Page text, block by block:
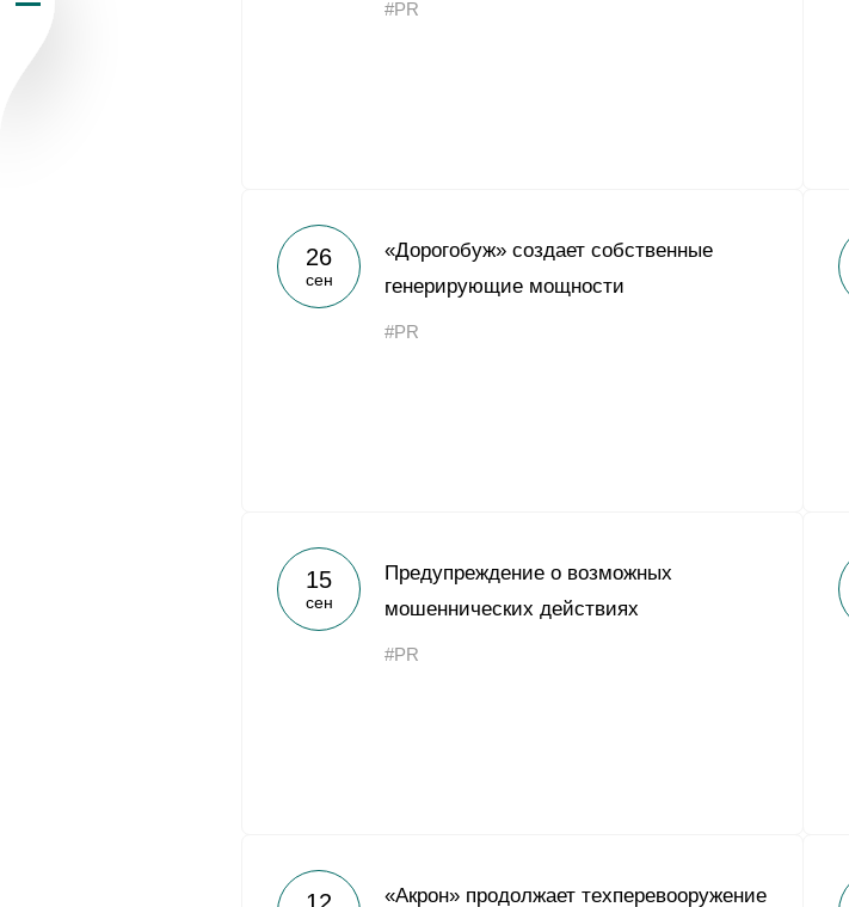
#PR
26
сен
«Дорогобуж» создает собственные
генерирующие мощности
#PR
15
сен
Предупреждение о возможных
мошеннических действиях
#PR
«Акрон» продолжает техперевооружение